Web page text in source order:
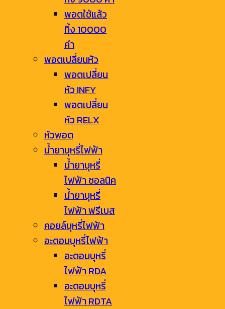
พอตใช้แล้ว
ทิ้ง 10000
คำ
พอตเปลี่ยนหัว
พอตเปลี่ยน
หัว INFY
พอตเปลี่ยน
หัว RELX
หัวพอต
น้ำยาบุหรี่ไฟฟ้า
น้ำยาบุหรี่
ไฟฟ้า ซอลนิค
น้ำยาบุหรี่
ไฟฟ้า ฟรีเบส
คอยล์บุหรี่ไฟฟ้า
อะตอมบุหรี่ไฟฟ้า
อะตอมบุหรี่
ไฟฟ้า RDA
อะตอมบุหรี่
ไฟฟ้า RDTA